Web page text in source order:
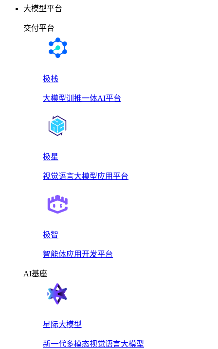
大模型平台
交付平台
极栈
大模型训推一体AI平台
极星
视觉语言大模型应用平台
极智
智能体应用开发平台
AI基座
星际大模型
新一代多模态视觉语言大模型